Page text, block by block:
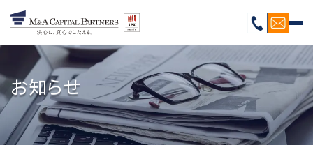
お知らせ